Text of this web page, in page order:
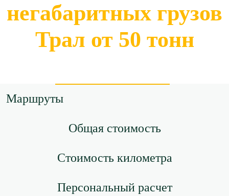
негабаритных грузов
Трал от 50 тонн
Маршруты
Общая стоимость
Стоимость километра
Персональный расчет